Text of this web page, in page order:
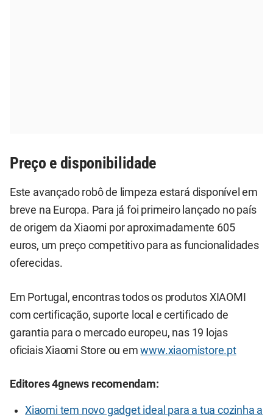
Preço e disponibilidade
Este avançado robô de limpeza estará disponível em
breve na Europa. Para já foi primeiro lançado no país
de origem da Xiaomi por aproximadamente 605
euros, um preço competitivo para as funcionalidades
oferecidas.
Em Portugal, encontras todos os produtos XIAOMI
com certificação, suporte local e certificado de
garantia para o mercado europeu, nas 19 lojas
oficiais Xiaomi Store ou emwww.xiaomistore.pt
Editores 4gnews recomendam:
Xiaomi tem novo gadget ideal para a tua cozinha a